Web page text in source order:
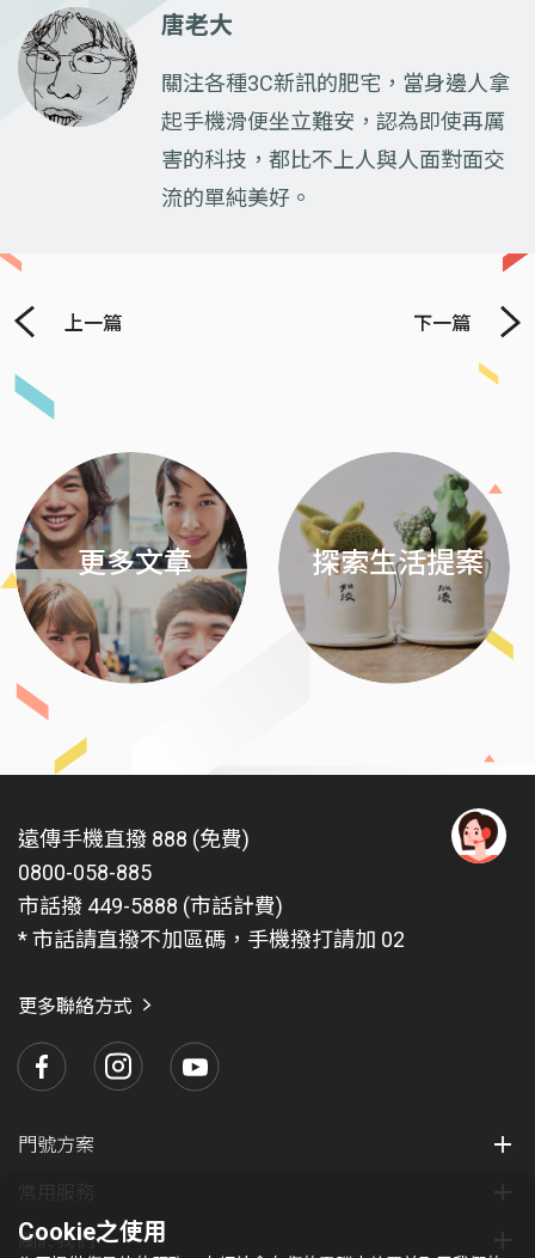
唐老大
關注各種3C新訊的肥宅，當身邊人拿
起手機滑便坐立難安，認為即使再厲
害的科技，都比不上人與人面對面交
流的單純美好。
上一篇 下一篇
更多文章 探索生活提案
遠傳手機直撥 888 (免費)
0800-058-885
市話撥 449-5888 (市話計費)
* 市話請直撥不加區碼，手機撥打請加 02
更多聯絡方式
門號方案
關於我們
Cookie之使用